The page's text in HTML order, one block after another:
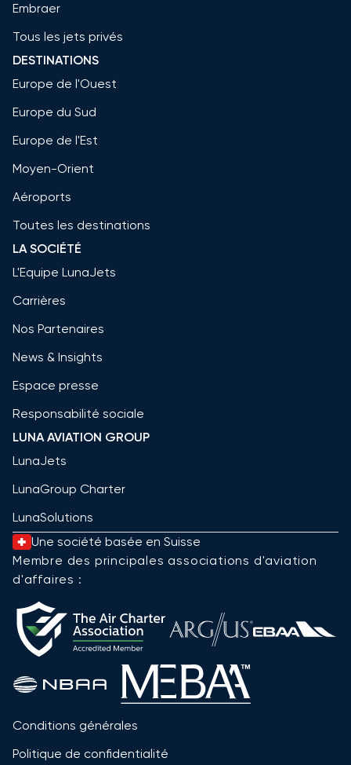
Embraer
Tous les jets privés
DESTINATIONS
Europe de l'Ouest
Europe du Sud
Europe de l'Est
Moyen-Orient
Aéroports
Toutes les destinations
LA SOCIÉTÉ
L'Equipe LunaJets
Carrières
Nos Partenaires
News & Insights
Espace presse
Responsabilité sociale
LUNA AVIATION GROUP
LunaJets
LunaGroup Charter
LunaSolutions
Une société basée en Suisse
Membre des principales associations d'aviation
d'affaires :
Conditions générales
Politique de confidentialité